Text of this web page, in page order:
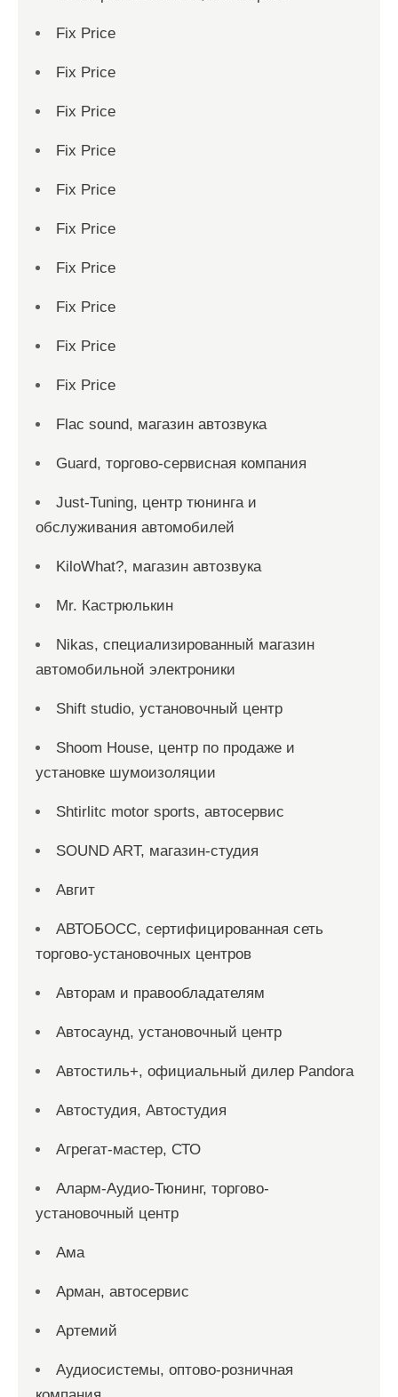
Fix Price
Fix Price
Fix Price
Fix Price
Fix Price
Fix Price
Fix Price
Fix Price
Fix Price
Fix Price
Flac sound, магазин автозвука
Guard, торгово-сервисная компания
Just-Tuning, центр тюнинга и
обслуживания автомобилей
KiloWhat?, магазин автозвука
Mr. Кастрюлькин
Nikas, специализированный магазин
автомобильной электроники
Shift studio, установочный центр
Shoom House, центр по продаже и
установке шумоизоляции
Shtirlitc motor sports, автосервис
SOUND ART, магазин-студия
Авгит
АВТОБОСС, сертифицированная сеть
торгово-установочных центров
Авторам и правообладателям
Автосаунд, установочный центр
Автостиль+, официальный дилер Pandora
Автостудия, Автостудия
Агрегат-мастер, СТО
Аларм-Аудио-Тюнинг, торгово-
установочный центр
Ама
Арман, автосервис
Артемий
Аудиосистемы, оптово-розничная